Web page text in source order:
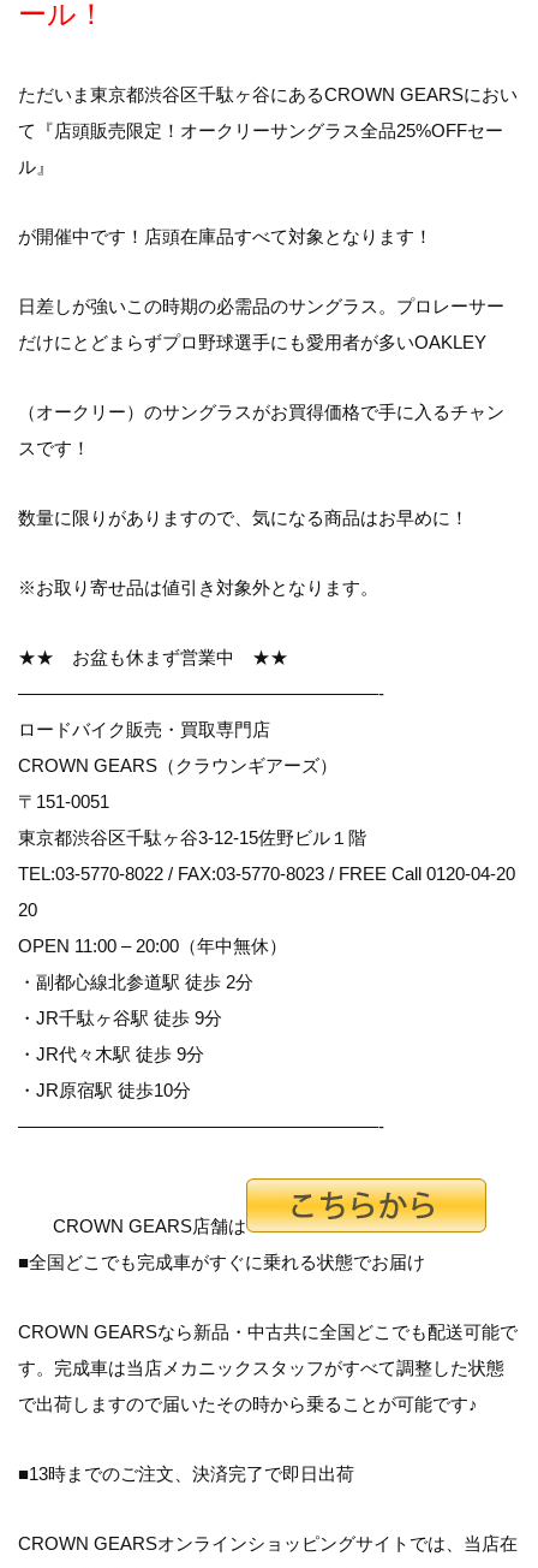
ール！
ただいま東京都渋谷区千駄ヶ谷にあるCROWN GEARSにおい
て
『店頭販売限定！オークリーサングラス全品25%OFFセー
ル』
が開催中です！店頭在庫品すべて対象となります！
日差しが強いこの時期の必需品のサングラス。プロレーサー
だけにとどまらずプロ野球選手にも愛用者が多いOAKLEY
（オークリー） のサングラスがお買得価格で手に入るチャン
スです！
数量に限りがありますので、気になる商品はお早めに！
※お取り寄せ品は値引き対象外となります。
★★ お盆も休まず営業中 ★★
————————————————————-
ロードバイク販売・買取専門店
CROWN GEARS（クラウンギアーズ）
〒151-0051
東京都渋谷区千駄ヶ谷3-12-15佐野ビル１階
TEL:03-5770-8022 / FAX:03-5770-8023 / FREE Call 0120-04-20
20
OPEN 11:00 – 20:00（年中無休）
・副都心線北参道駅 徒歩 2分
・JR千駄ヶ谷駅 徒歩 9分
・JR代々木駅 徒歩 9分
・JR原宿駅 徒歩10分
————————————————————-
CROWN GEARS店舗は
■全国どこでも完成車がすぐに乗れる状態でお届け
CROWN GEARSなら新品・中古共に全国どこでも配送可能で
す。完成車は当店メカニックスタッフがすべて調整した状態
で出荷しますので届いたその時から乗ることが可能です♪
■13時までのご注文、決済完了で即日出荷
CROWN GEARSオンラインショッピングサイトでは、当店在